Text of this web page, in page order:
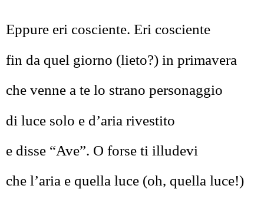
Eppure eri cosciente. Eri cosciente
fin da quel giorno (lieto?) in primavera
che venne a te lo strano personaggio
di luce solo e d’aria rivestito
e disse “Ave”. O forse ti illudevi
che l’aria e quella luce (oh, quella luce!)